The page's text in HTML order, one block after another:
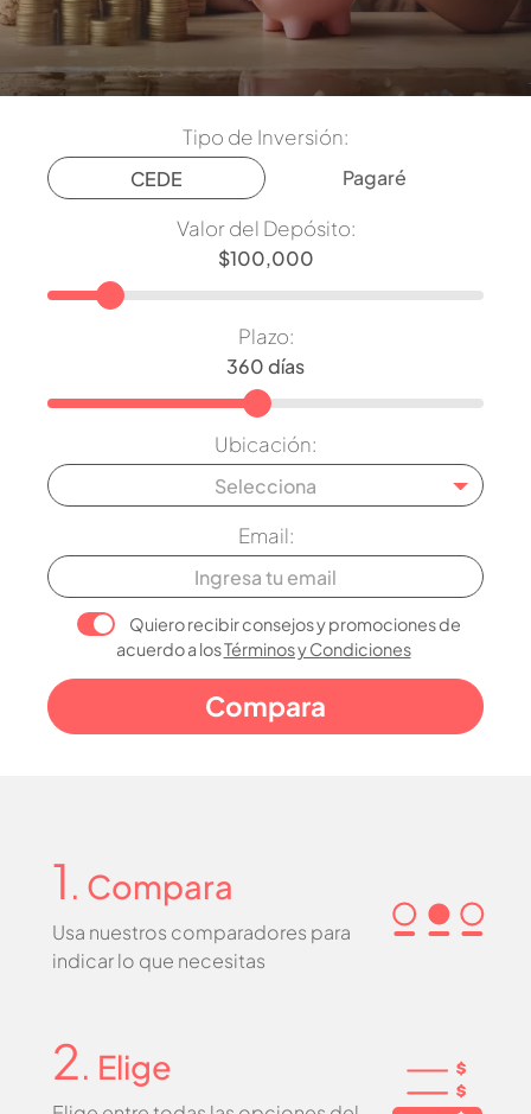
Tipo de Inversión:
CEDE
Pagaré
Valor del Depósito:
Plazo:
Ubicación:
Selecciona
Email:
Quiero recibir consejos y promociones de
acuerdo a losTérminos y Condiciones
1 . Compara
Usa nuestros comparadores para
indicar lo que necesitas
2. Elige